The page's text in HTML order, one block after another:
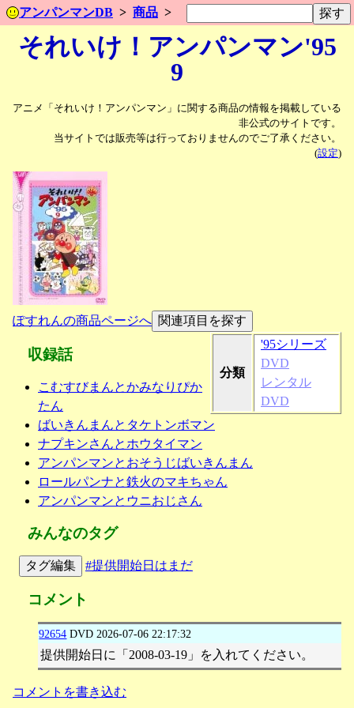
アンパンマンDB 商品
それいけ！アンパンマン'95
9
アニメ「それいけ！アンパンマン」に関する商品の情報を掲載している
非公式のサイトです。
当サイトでは販売等は行っておりませんのでご了承ください。
(設定)
ぽすれんの商品ページへ
分類
'95シリーズ
DVD
レンタル
DVD
収録話
こむすびまんとかみなりぴか
たん
ばいきんまんとタケトンボマン
ナプキンさんとホウタイマン
アンパンマンとおそうじばいきんまん
ロールパンナと鉄火のマキちゃん
アンパンマンとウニおじさん
みんなのタグ
タグ編集 #提供開始日はまだ
コメント
92654 DVD 2026-07-06 22:17:32
提供開始日に「2008-03-19」を入れてください。
コメントを書き込む